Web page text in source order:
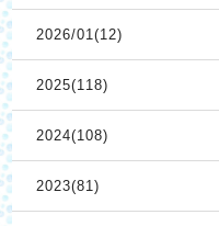
2026/01(12)
2025(118)
2024(108)
2023(81)